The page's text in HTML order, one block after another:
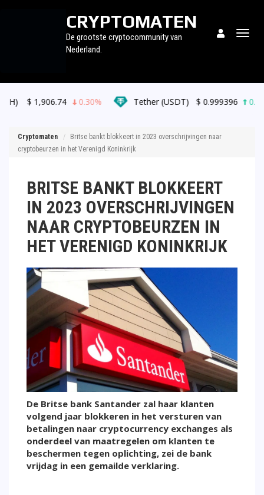
CRYPTOMATEN
De grootste cryptocommunity van
Nederland.
0.30% Tether (USDT) $0.999396 0.00%
Cryptomaten
Britse bankt blokkeert in 2023 overschrijvingen naar
cryptobeurzen in het Verenigd Koninkrijk
BRITSE BANKT BLOKKEERT
IN 2023 OVERSCHRIJVINGEN
NAAR CRYPTOBEURZEN IN
HET VERENIGD KONINKRIJK
De Britse bank Santander zal haar klanten
volgend jaar blokkeren in het versturen van
betalingen naar cryptocurrency exchanges als
onderdeel van maatregelen om klanten te
beschermen tegen oplichting, zei de bank
vrijdag in een gemailde verklaring.